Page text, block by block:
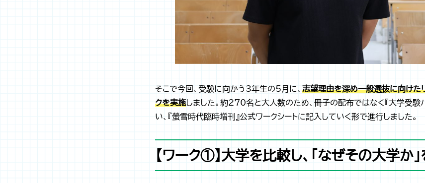
そこで今回、受験に向かう3年生の5月に、 志望理由を深め一般選抜に向けた
クを実施しました。約270名と大人数のため、冊子の配布ではなく『大学受験
い、『螢雪時代臨時増刊』公式ワークシートに記入していく形で進行しました。
【ワーク①】大学を比較し、「なぜその大学か